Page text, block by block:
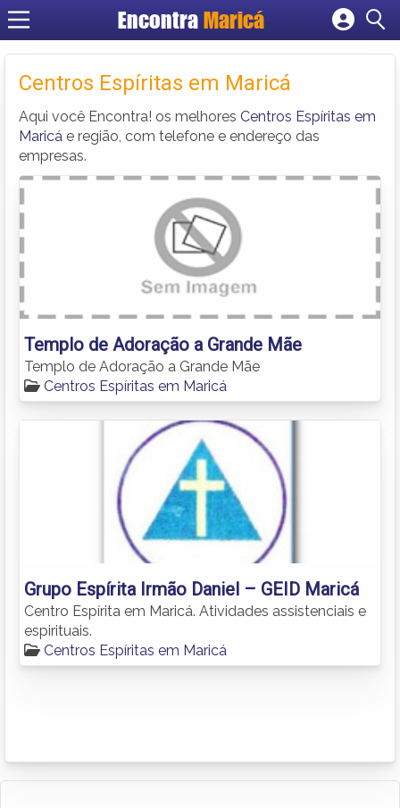
EncontraMaricá
Cadastrar empresa
Criar conta
Centros Espíritas em Maricá
Aqui você Encontra! os melhores Centros Espíritas em
Maricá e região, com telefone e endereço das
empresas.
Templo de Adoração a Grande Mãe
Templo de Adoração a Grande Mãe
Centros Espíritas em Maricá
Grupo Espírita Irmão Daniel – GEID Maricá
Centro Espírita em Maricá. Atividades assistenciais e
espirituais.
Centros Espíritas em Maricá